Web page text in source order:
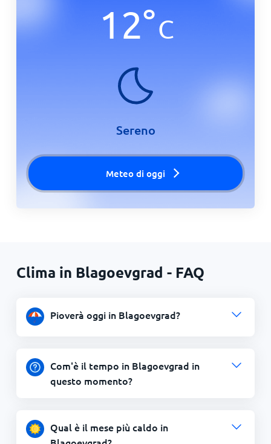
12°C
Sereno
Meteo di oggi
Clima in Blagoevgrad - FAQ
Pioverà oggi in Blagoevgrad?
Com'è il tempo in Blagoevgrad in
questo momento?
Qual è il mese più caldo in